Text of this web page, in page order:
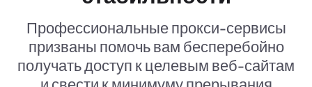
Профессиональные прокси-сервисы
призваны помочь вам бесперебойно
получать доступ к целевым веб-сайтам